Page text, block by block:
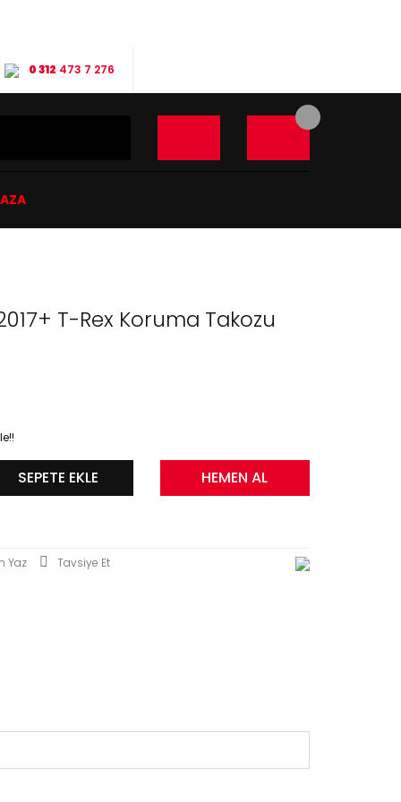
0 312 473 7 276
T-Rex Koruma Takozu
SEPETE EKLE HEMEN AL
Yaz Tavsiye Et